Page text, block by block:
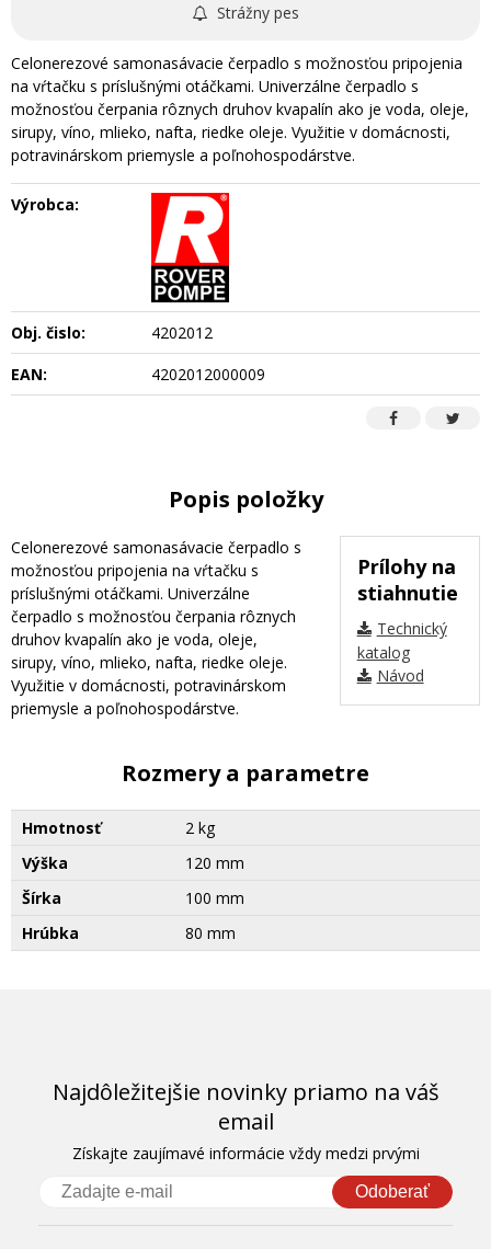
Strážny pes
Celonerezové samonasávacie čerpadlo s možnosťou pripojenia
na vŕtačku s príslušnými otáčkami. Univerzálne čerpadlo s
možnosťou čerpania rôznych druhov kvapalín ako je voda, oleje,
sirupy, víno, mlieko, nafta, riedke oleje. Využitie v domácnosti,
potravinárskom priemysle a poľnohospodárstve.
Výrobca:
Obj. čislo:
4202012
EAN:
4202012000009
Popis položky
Prílohy na
stiahnutie
Technický
katalog
Návod
Celonerezové samonasávacie čerpadlo s
možnosťou pripojenia na vŕtačku s
príslušnými otáčkami. Univerzálne
čerpadlo s možnosťou čerpania rôznych
druhov kvapalín ako je voda, oleje,
sirupy, víno, mlieko, nafta, riedke oleje.
Využitie v domácnosti, potravinárskom
priemysle a poľnohospodárstve.
Rozmery a parametre
Hmotnosť
2 kg
Výška
120 mm
Šírka
100 mm
Hrúbka
80 mm
Najdôležitejšie novinky priamo na váš
email
Získajte zaujímavé informácie vždy medzi prvými
Odoberať